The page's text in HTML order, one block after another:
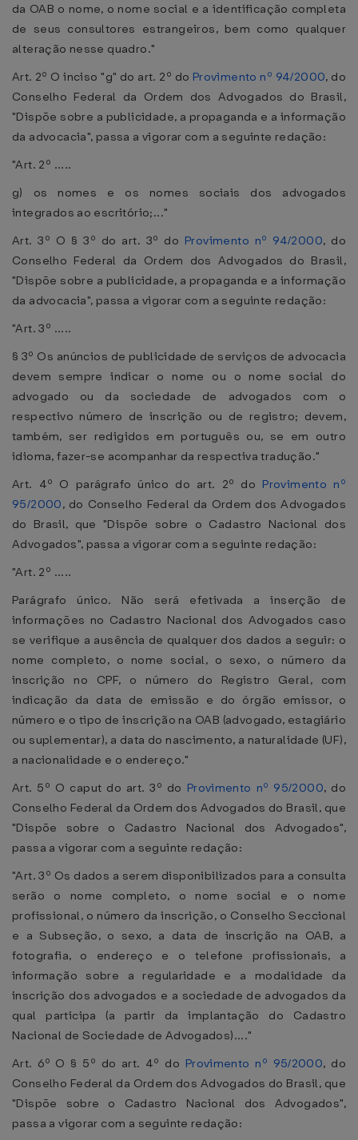
da OAB o nome, o nome social e a identificação completa
de seus consultores estrangeiros, bem como qualquer
alteração nesse quadro."
Art. 2º O inciso "g" do art. 2º do Provimento nº 94/2000, do
Conselho Federal da Ordem dos Advogados do Brasil,
"Dispõe sobre a publicidade, a propaganda e a informação
da advocacia", passa a vigorar com a seguinte redação:
"Art. 2º .....
g) os nomes e os nomes sociais dos advogados
integrados ao escritório;..."
Art. 3º O § 3º do art. 3º do Provimento nº 94/2000, do
Conselho Federal da Ordem dos Advogados do Brasil,
"Dispõe sobre a publicidade, a propaganda e a informação
da advocacia", passa a vigorar com a seguinte redação:
"Art. 3º .....
§ 3º Os anúncios de publicidade de serviços de advocacia
devem sempre indicar o nome ou o nome social do
advogado ou da sociedade de advogados com o
respectivo número de inscrição ou de registro; devem,
também, ser redigidos em português ou, se em outro
idioma, fazer-se acompanhar da respectiva tradução."
Art. 4º O parágrafo único do art. 2º do Provimento nº
95/2000, do Conselho Federal da Ordem dos Advogados
do Brasil, que "Dispõe sobre o Cadastro Nacional dos
Advogados", passa a vigorar com a seguinte redação:
"Art. 2º .....
Parágrafo único. Não será efetivada a inserção de
informações no Cadastro Nacional dos Advogados caso
se verifique a ausência de qualquer dos dados a seguir: o
nome completo, o nome social, o sexo, o número da
inscrição no CPF, o número do Registro Geral, com
indicação da data de emissão e do órgão emissor, o
número e o tipo de inscrição na OAB (advogado, estagiário
ou suplementar), a data do nascimento, a naturalidade (UF),
a nacionalidade e o endereço."
Art. 5º O caput do art. 3º do Provimento nº 95/2000, do
Conselho Federal da Ordem dos Advogados do Brasil, que
"Dispõe sobre o Cadastro Nacional dos Advogados",
passa a vigorar com a seguinte redação:
"Art. 3º Os dados a serem disponibilizados para a consulta
serão o nome completo, o nome social e o nome
profissional, o número da inscrição, o Conselho Seccional
e a Subseção, o sexo, a data de inscrição na OAB, a
fotografia, o endereço e o telefone profissionais, a
informação sobre a regularidade e a modalidade da
inscrição dos advogados e a sociedade de advogados da
qual participa (a partir da implantação do Cadastro
Nacional de Sociedade de Advogados)...."
Art. 6º O § 5º do art. 4º do Provimento nº 95/2000, do
Conselho Federal da Ordem dos Advogados do Brasil, que
"Dispõe sobre o Cadastro Nacional dos Advogados",
passa a vigorar com a seguinte redação: